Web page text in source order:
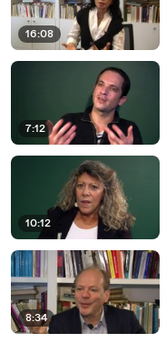
16:08
7:12
10:12
8:34